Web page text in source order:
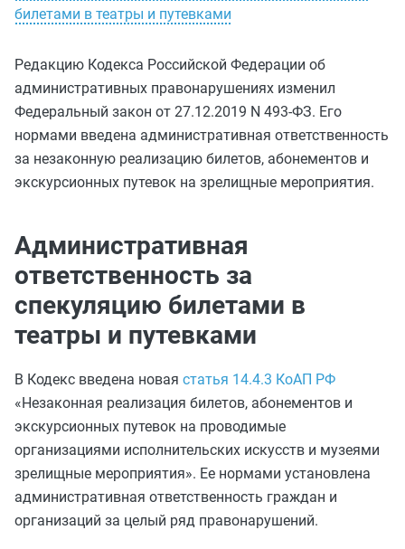
билетами в театры и путевками
Редакцию Кодекса Российской Федерации об
административных правонарушениях изменил
Федеральный закон от 27.12.2019 N 493-ФЗ. Его
нормами введена административная ответственность
за незаконную реализацию билетов, абонементов и
экскурсионных путевок на зрелищные мероприятия.
Административная
ответственность за
спекуляцию билетами в
театры и путевками
В Кодекс введена новая статья 14.4.3 КоАП РФ
«Незаконная реализация билетов, абонементов и
экскурсионных путевок на проводимые
организациями исполнительских искусств и музеями
зрелищные мероприятия». Ее нормами установлена
административная ответственность граждан и
организаций за целый ряд правонарушений.